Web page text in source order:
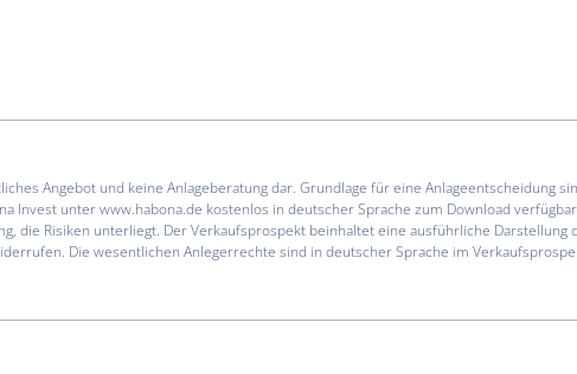
Angebot und keine Anlageberatung dar. Grundlage für eine Anlageentscheidung
Invest unter www.habona.de kostenlos in deutscher Sprache zum Download
die Risiken unterliegt. Der Verkaufsprospekt beinhaltet eine ausführliche
Die wesentlichen Anlegerrechte sind in deutscher Sprache im